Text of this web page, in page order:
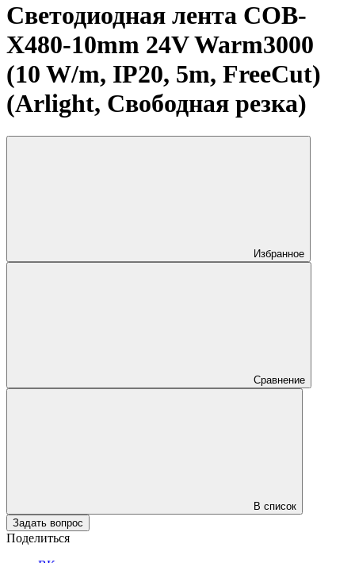
Светодиодная лента COB-
X480-10mm 24V Warm3000
(10 W/m, IP20, 5m, FreeCut)
(Arlight, Свободная резка)
Избранное
Сравнение
В список
Задать вопрос
Поделиться